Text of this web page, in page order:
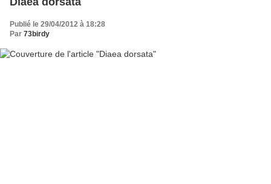
Publié le 29/04/2012 à 18:28
Par 73birdy